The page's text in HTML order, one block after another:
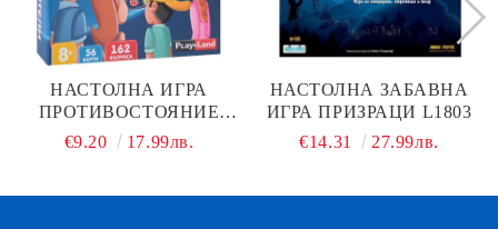
НАСТОЛНА ИГРА
ПРОТИВОСТОЯНИЕ
ДЕЦА СРЕЩУ
€9.20 17.99лв.
НАСТОЛНА ЗАБАВНА
ИГРА ПРИЗРАЦИ L1803
€14.31
27.99лв.